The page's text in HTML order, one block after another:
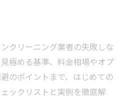
クリーニング業者の失敗しな
極める基準、料金相場やオプ
のポイントまで、はじめての
ックリストと実例を徹底解